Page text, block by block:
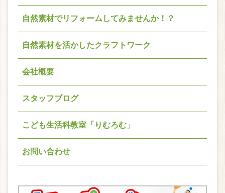
自然素材でリフォームしてみませんか！？
自然素材を活かしたクラフトワーク
会社概要
スタッフブログ
こども生活科教室「りむろむ」
お問い合わせ